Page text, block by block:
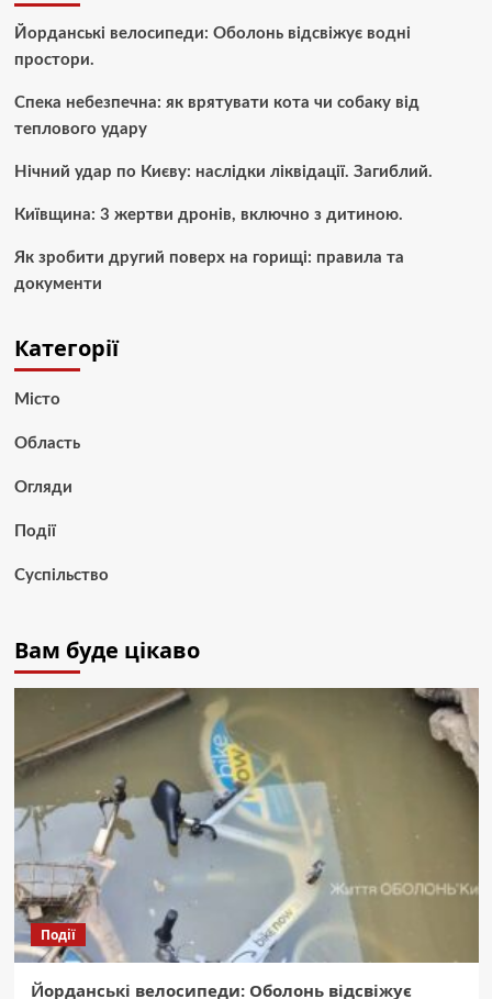
Йорданські велосипеди: Оболонь відсвіжує водні
простори.
Спека небезпечна: як врятувати кота чи собаку від
теплового удару
Нічний удар по Києву: наслідки ліквідації. Загиблий.
Київщина: 3 жертви дронів, включно з дитиною.
Як зробити другий поверх на горищі: правила та
документи
Категорії
Місто
Область
Огляди
Події
Суспільство
Вам буде цікаво
Події
Йорданські велосипеди: Оболонь відсвіжує